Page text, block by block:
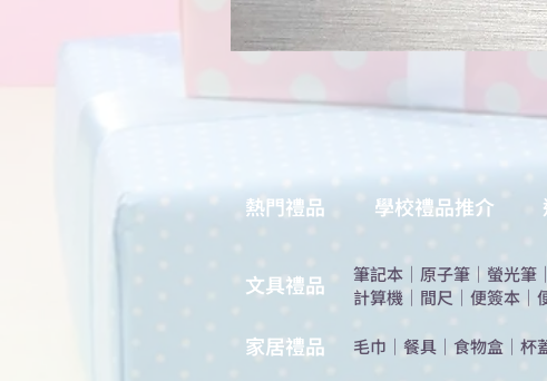
熱門禮品 學校禮品推介
​文具禮品 筆記本 ｜ 原子筆 ｜ 螢光筆 ｜
計算機 ｜ 間尺 ｜ 便簽本 ｜
​家居禮品 ​毛巾 ｜ 餐具 ｜ 食物盒 ｜ 杯